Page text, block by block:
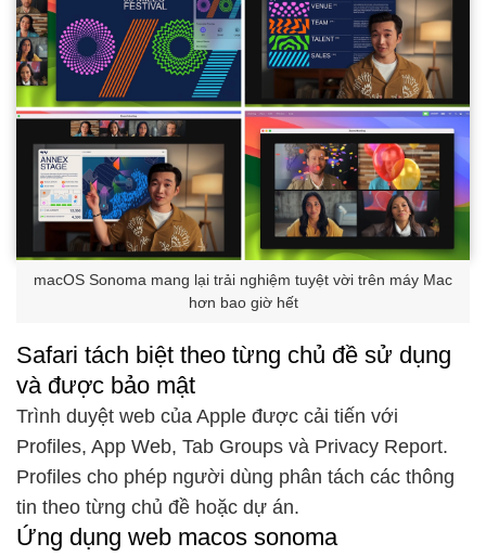
macOS Sonoma mang lại trải nghiệm tuyệt vời trên máy Mac
hơn bao giờ hết
Safari tách biệt theo từng chủ đề sử dụng
và được bảo mật
Trình duyệt web của Apple được cải tiến với
Profiles, App Web, Tab Groups và Privacy Report.
Profiles cho phép người dùng phân tách các thông
tin theo từng chủ đề hoặc dự án.
Ứng dụng web macos sonoma